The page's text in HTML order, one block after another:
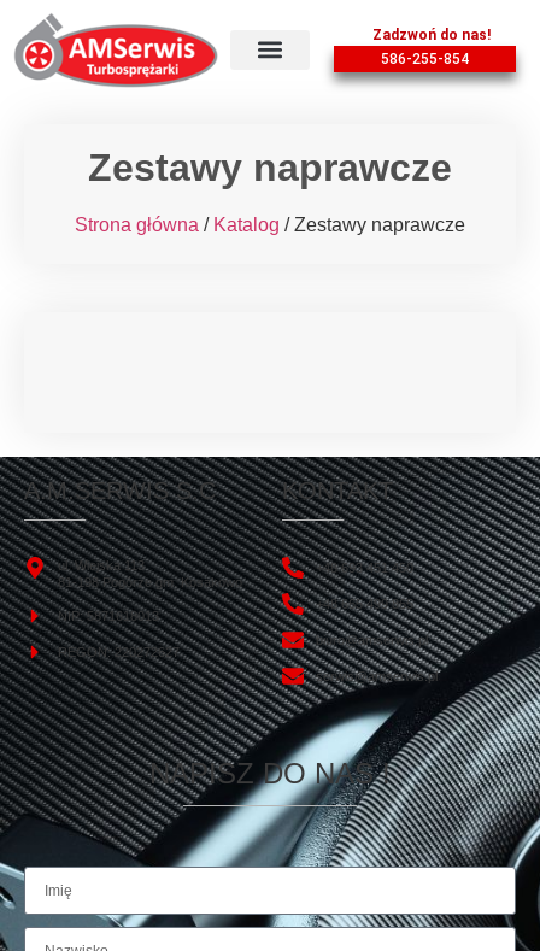
Zadzwoń do nas!
586-255-854
Zestawy naprawcze
Strona główna / Katalog / Zestawy naprawcze
A.M.SERWIS S.C
ul. Wiejska 113
81-198 Pogórze gm. Kosakowo
NIP: 5871618013
REGON: 220272627
KONTAKT
+48 693 451 450
+48 665 499 865
biuro@amserwis.pl
serwis@amserwis.pl
NAPISZ DO NAS !